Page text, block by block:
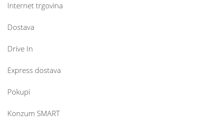
Internet trgovina
Dostava
Drive In
Express dostava
Pokupi
Konzum SMART